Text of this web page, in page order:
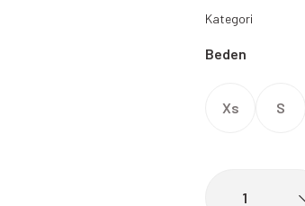
Kategori
Beden
Xs S